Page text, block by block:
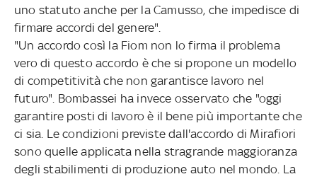
uno statuto anche per la Camusso, che impedisce di
firmare accordi del genere".
"Un accordo così la Fiom non lo firma il problema
vero di questo accordo è che si propone un modello
di competitività che non garantisce lavoro nel
futuro". Bombassei ha invece osservato che "oggi
garantire posti di lavoro è il bene più importante che
ci sia. Le condizioni previste dall'accordo di Mirafiori
sono quelle applicata nella stragrande maggioranza
degli stabilimenti di produzione auto nel mondo. La